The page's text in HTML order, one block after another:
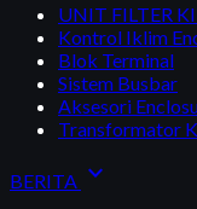
UNIT FILTER
Kontrol Iklim
Blok Terminal
Sistem Busbar
Aksesori
Transformator
BERITA expand_more